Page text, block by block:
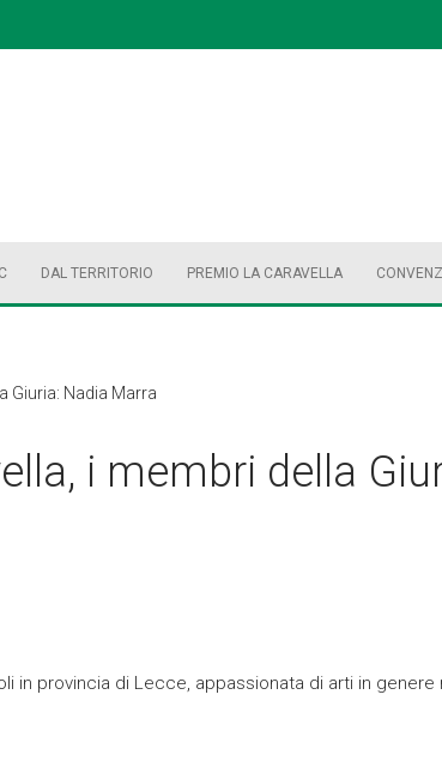
DAL TERRITORIO PREMIO LA CARAVELLA
Giuria: Nadia Marra
i membri della
in provincia di Lecce, appassionata di arti in